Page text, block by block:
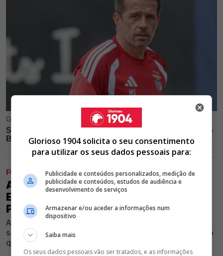
FUTEBOL
ARSENAL ESTÁ DISPOSTO A VENDER
EXTREMO ASSOCIADO AO BENFICA
POR 10M, MAS RUI COSTA NÃO QUER
Atual campeão da Premier League quer lucrar com
saída de avançado mas o Clube vermelho e branco não
quer ajudar os Gunners
Glorioso 1904 solicita o seu consentimento
para utilizar os seus dados pessoais para:
Publicidade e conteúdos personalizados, medição de
publicidade e conteúdos, estudos de audiência e
desenvolvimento de serviços
Armazenar e/ou aceder a informações num
dispositivo
Saiba mais
Os seus dados pessoais vão ser tratados, e as informações